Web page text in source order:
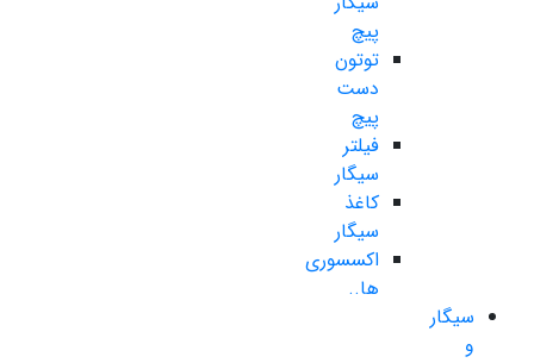
پیچ
توتون
دست
پیچ
فیلتر
سیگار
کاغذ
سیگار
اکسسوری
ها..
سیگار
و